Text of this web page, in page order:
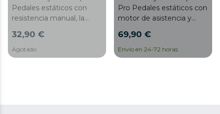
Pedales estáticos con
resistencia manual, la
ejercitar piernas o brazos
de la manera más
cómoda y práctica gracias
32,90 €
Agotado
Pro Pedales estáticos con
motor de asistencia y
piernas o brazos. Control
remoto. Motor de
asistencia. Niveles de
69,90 €
Envío en 24-72 horas.